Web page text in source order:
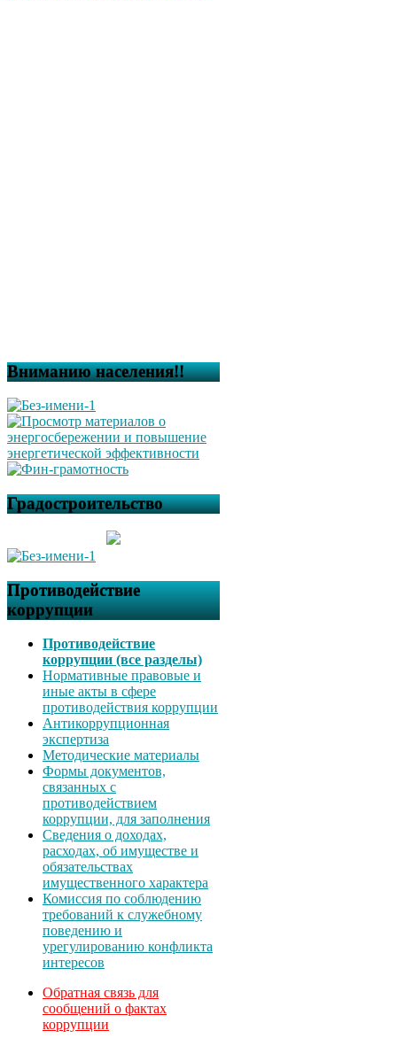
Вниманию населения!!
Градостроительство
Противодействие
коррупции
Противодействие
коррупции (все разделы)
Нормативные правовые и
иные акты в сфере
противодействия коррупции
Антикоррупционная
экспертиза
Методические материалы
Формы документов,
связанных с
противодействием
коррупции, для заполнения
Сведения о доходах,
расходах, об имуществе и
обязательствах
имущественного характера
Комиссия по соблюдению
требований к служебному
поведению и
урегулированию конфликта
интересов
Обратная связь для
сообщений о фактах
коррупции